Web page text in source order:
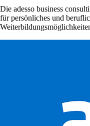
Die adesso business
für persönliches und